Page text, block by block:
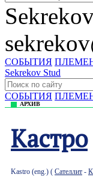
СОБЫТИЯ
Sekrekov Stud
СОБЫТИЯ
АРХИВ
Кастро
Kastro (eng.) ( Сателлит -